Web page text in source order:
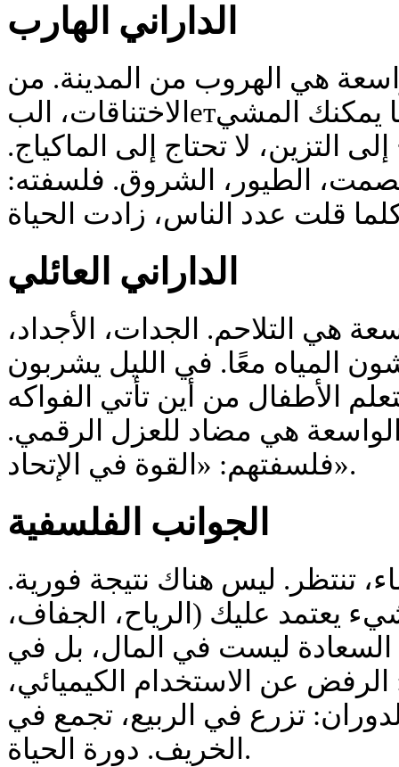
الداراني الهارب
هي الهروب من المدينة. من
الاختناقات، البетون، الجيران الأعلى. هنا يمكنك المشي
التزين، لا تحتاج إلى الماكياج.
الطيور، الشروق. فلسفته:
الداراني العائلي
هي التلاحم. الجدات، الأجداد،
المياه معًا. في الليل يشربون
الأطفال من أين تأتي الفواكه
هي مضاد للعزل الرقمي.
فلسفتهم: «القوة في الإتحاد».
الجوانب الفلسفية
تنتظر. ليس هناك نتيجة فورية.
يعتمد عليك (الرياح، الجفاف،
ليست في المال، بل في
عن الاستخدام الكيميائي،
تزرع في الربيع، تجمع في
الخريف. دورة الحياة.